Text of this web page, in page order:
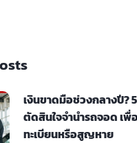
เงินขาดมือช่วงกลางปี?
ตัดสินใจจำนำรถจอด เพื่
ทะเบียนหรือสูญหาย